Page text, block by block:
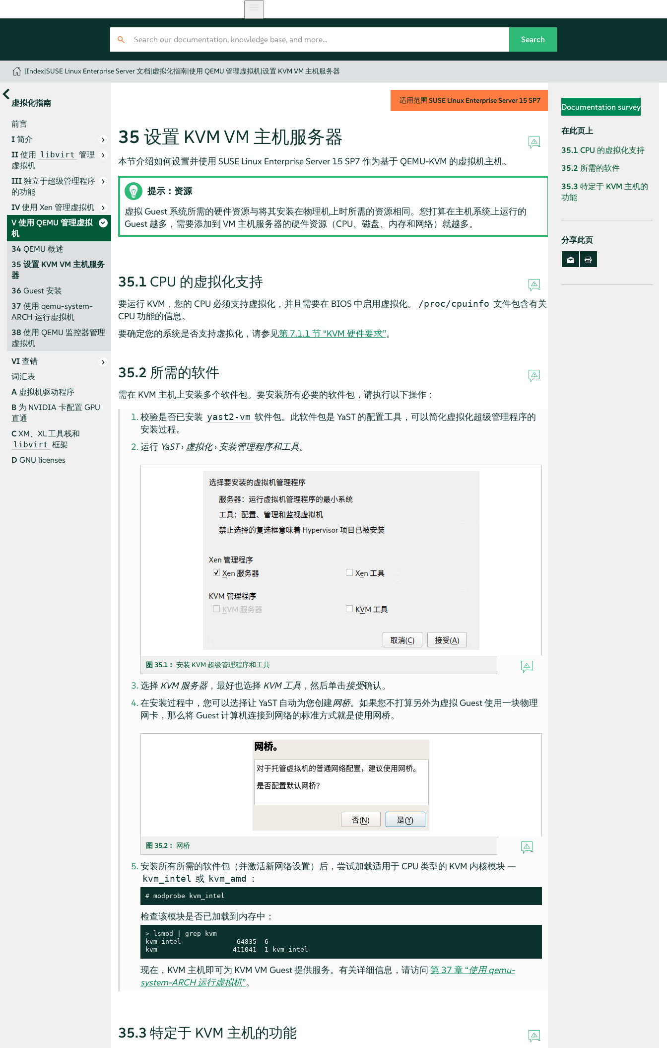
|Index|SUSE Linux Enterprise Server 文档|虚拟化指南|使用 QEMU 管理虚拟机|设置 KVM VM 主机服务器
虚拟化指南
前言
I简介
II使用 libvirt 管理
虚拟机
III独立于超级管理程序
的功能
IV使用 Xen 管理虚拟机
V使用 QEMU 管理虚拟
机
34 QEMU 概述
35 设置 KVM VM 主机服务
器
36 Guest 安装
37 使用 qemu-system-
ARCH 运行虚拟机
38 使用 QEMU 监控器管理
虚拟机
VI查错
词汇表
A 虚拟机驱动程序
B 为 NVIDIA 卡配置 GPU
直通
CXM、XL 工具栈和
libvirt 框架
D GNU licenses
适用范围 SUSE Linux Enterprise Server 15 SP7
35 设置 KVM VM 主机服务器
本节介绍如何设置并使用 SUSE Linux Enterprise Server 15 SP7 作为基于 QEMU-KVM 的虚拟机主机。
提示：资源
虚拟 Guest 系统所需的硬件资源与将其安装在物理机上时所需的资源相同。您打算在主机系统上运行的
Guest 越多，需要添加到 VM 主机服务器的硬件资源（CPU、磁盘、内存和网络）就越多。
35.1 CPU 的虚拟化支持
要运行 KVM，您的 CPU 必须支持虚拟化，并且需要在 BIOS 中启用虚拟化。 /proc/cpuinfo 文件包含有关
CPU 功能的信息。
要确定您的系统是否支持虚拟化，请参见第 7.1.1 节 “KVM 硬件要求”。
35.2 所需的软件
需在 KVM 主机上安装多个软件包。要安装所有必要的软件包，请执行以下操作：
校验是否已安装 yast2-vm 软件包。此软件包是 YaST 的配置工具，可以简化虚拟化超级管理程序的
安装过程。
运行 YaST› 虚拟化› 安装管理程序和工具。
图 35.1︰安装 KVM 超级管理程序和工具
选择 KVM 服务器，最好也选择 KVM 工具 ，然后单击接受确认。
在安装过程中，您可以选择让 YaST 自动为您创建网桥。如果您不打算另外为虚拟 Guest 使用一块物理
网卡，那么将 Guest 计算机连接到网络的标准方式就是使用网桥。
图 35.2︰ 网桥
安装所有所需的软件包（并激活新网络设置）后，尝试加载适用于 CPU 类型的 KVM 内核模块 —
kvm_intel 或 kvm_amd ：
# modprobe kvm_intel
检查该模块是否已加载到内存中：
> lsmod | grep kvm
kvm_intel              64835  6
kvm                   411041  1 kvm_intel
现在，KVM 主机即可为 KVM VM Guest 提供服务。有关详细信息，请访问第 37 章 “使用 qemu-
system-ARCH 运行虚拟机”。
35.3 特定于 KVM 主机的功能
Documentation survey
在此页上
35.1 CPU 的虚拟化支持
35.2 所需的软件
35.3 特定于 KVM 主机的
功能
分享此页